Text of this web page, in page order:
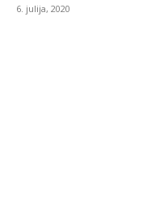
6. julija, 2020